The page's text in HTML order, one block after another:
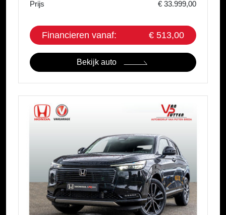
Prijs € 33.999,00
Financieren vanaf: € 513,00
Bekijk auto